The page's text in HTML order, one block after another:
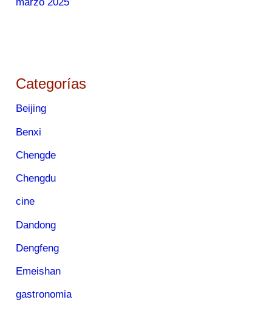
Categorías
Beijing
Benxi
Chengde
Chengdu
cine
Dandong
Dengfeng
Emeishan
gastronomia